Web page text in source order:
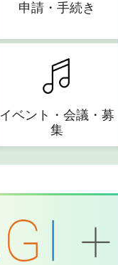
申請・手続き
イベント・会議・募
集